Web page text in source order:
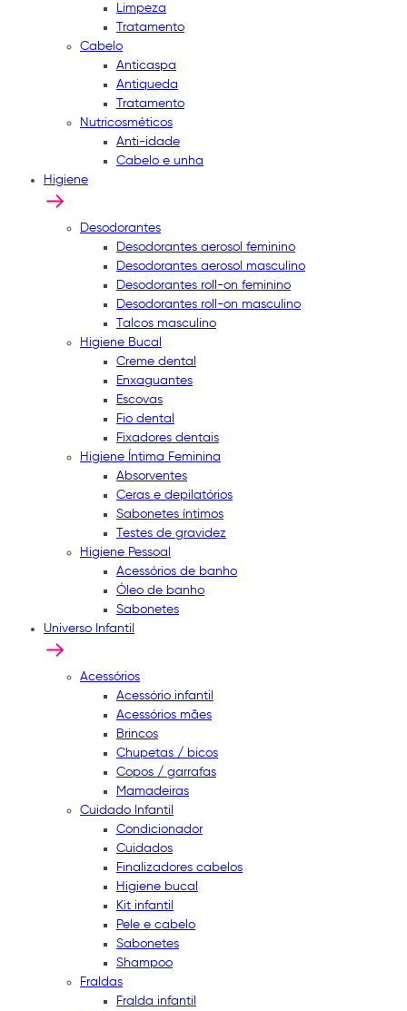
Limpeza
Tratamento
Cabelo
Anticaspa
Antiqueda
Tratamento
Nutricosméticos
Anti-idade
Cabelo e unha
Higiene
Desodorantes
Desodorantes aerosol feminino
Desodorantes aerosol masculino
Desodorantes roll-on feminino
Desodorantes roll-on masculino
Talcos masculino
Higiene Bucal
Creme dental
Enxaguantes
Escovas
Fio dental
Fixadores dentais
Higiene Íntima Feminina
Absorventes
Ceras e depilatórios
Sabonetes íntimos
Testes de gravidez
Higiene Pessoal
Acessórios de banho
Óleo de banho
Sabonetes
Universo Infantil
Acessórios
Acessório infantil
Acessórios mães
Brincos
Chupetas / bicos
Copos / garrafas
Mamadeiras
Cuidado Infantil
Condicionador
Cuidados
Finalizadores cabelos
Higiene bucal
Kit infantil
Pele e cabelo
Sabonetes
Shampoo
Fraldas
Fralda infantil